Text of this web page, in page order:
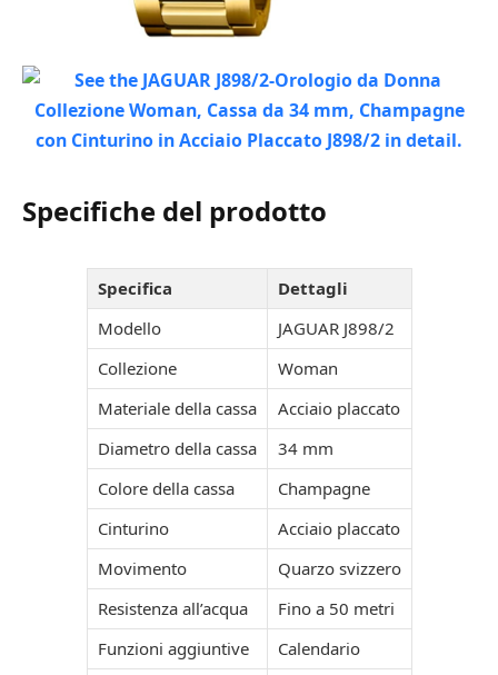
Specifiche del prodotto
Specifica
Dettagli
Modello
JAGUAR J898/2
Collezione
Woman
Materiale della cassa
Acciaio placcato
Diametro della cassa
34 mm
Colore della cassa
Champagne
Cinturino
Acciaio placcato
Movimento
Quarzo svizzero
Resistenza all’acqua
Fino a 50 metri
Funzioni aggiuntive
Calendario